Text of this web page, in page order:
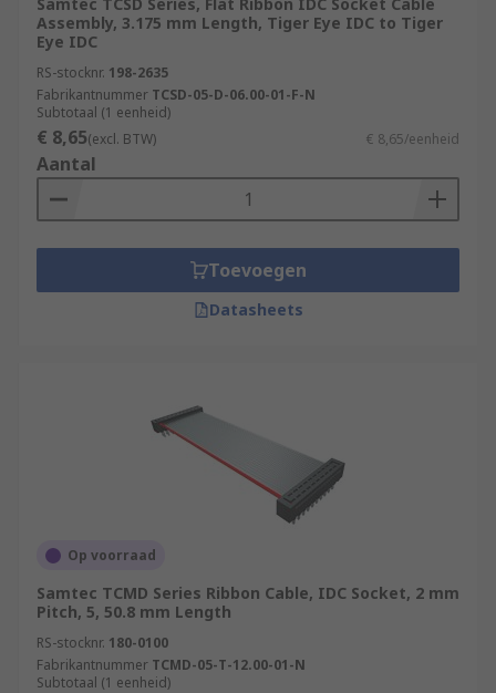
Assembly, 3.175 mm Length, Tiger Eye IDC to Tiger
Eye IDC
RS-stocknr. 198-2635
Fabrikantnummer TCSD-05-D-06.00-01-F-N
Subtotaal (1 eenheid)
€ 8,65(excl. BTW) € 8,65/eenheid
Aantal
Toevoegen
Datasheets
Op voorraad
Samtec TCMD Series Ribbon Cable, IDC Socket, 2 mm
Pitch, 5, 50.8 mm Length
RS-stocknr. 180-0100
Fabrikantnummer TCMD-05-T-12.00-01-N
Subtotaal (1 eenheid)